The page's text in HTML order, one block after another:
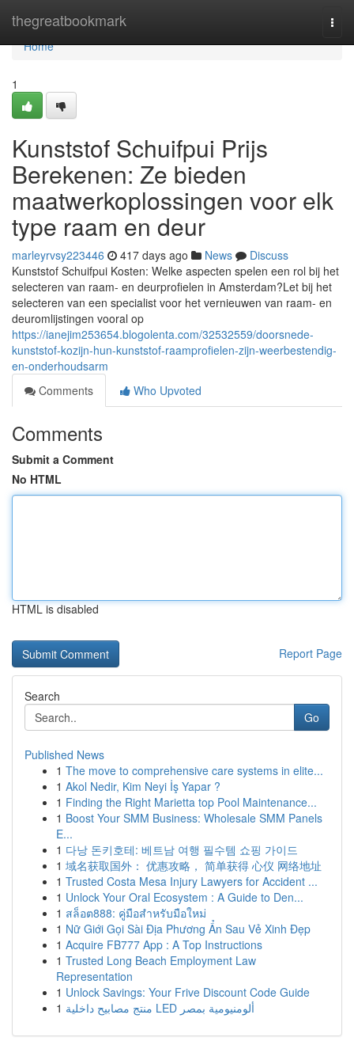
thegreatbookmark
Home
Home
1
Kunststof Schuifpui Prijs
Berekenen: Ze bieden
maatwerkoplossingen voor elk
type raam en deur
marleyrvsy223446 417 days ago News
Discuss
Kunststof Schuifpui Kosten: Welke aspecten spelen een rol bij het
selecteren van raam- en deurprofielen in Amsterdam?Let bij het
selecteren van een specialist voor het vernieuwen van raam- en
deuromlijstingen vooral op
https://ianejim253654.blogolenta.com/32532559/doorsnede-
kunststof-kozijn-hun-kunststof-raamprofielen-zijn-weerbestendig-
en-onderhoudsarm
Comments
Who Upvoted
Comments
Submit a Comment
No HTML
HTML is disabled
Report Page
Search
Go
Published News
1 The move to comprehensive care systems in elite...
1 Akol Nedir, Kim Neyi İş Yapar ?
1 Finding the Right Marietta top Pool Maintenance...
1 Boost Your SMM Business: Wholesale SMM Panels
E...
1 다낭 돈키호테: 베트남 여행 필수템 쇼핑 가이드
1 域名获取国外： 优惠攻略， 简单获得 心仪 网络地址
1 Trusted Costa Mesa Injury Lawyers for Accident ...
1 Unlock Your Oral Ecosystem : A Guide to Den...
1 สล็อต888: คู่มือสำหรับมือใหม่
1 Nữ Giới Gọi Sài Địa Phương Ẩn Sau Vẻ Xinh Đẹp
1 Acquire FB777 App : A Top Instructions
1 Trusted Long Beach Employment Law
Representation
1 Unlock Savings: Your Frive Discount Code Guide
1
منتج مصابيح داخلية LED ألومنيومية بمصر